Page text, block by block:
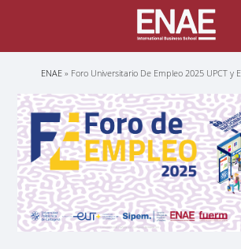
Sobrescribir
ayuda
a
la
navegación
ENAE Foro Universitario De Empleo 2025 UPCT y